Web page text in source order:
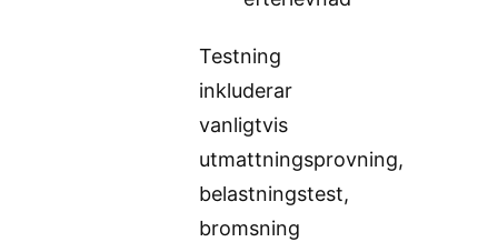
Testning
inkluderar
vanligtvis
utmattningsprovning,
belastningstest,
bromsning